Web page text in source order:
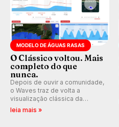
MODELO DE ÁGUAS RASAS
O Clássico voltou. Mais
completo do que
nunca.
Depois de ouvir a comunidade,
o Waves traz de volta a
visualização clássica da
previsão de águas rasas,
leia mais »